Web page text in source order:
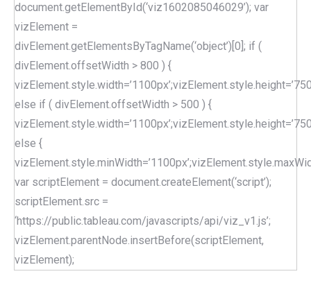
document.getElementById(‘viz1602085046029’); var
vizElement =
divElement.getElementsByTagName(‘object’)[0]; if (
divElement.offsetWidth > 800 ) {
else if ( divElement.offsetWidth > 500 ) {
else {
var scriptElement = document.createElement(‘script’);
scriptElement.src =
‘https://public.tableau.com/javascripts/api/viz_v1.js’;
vizElement.parentNode.insertBefore(scriptElement,
vizElement);